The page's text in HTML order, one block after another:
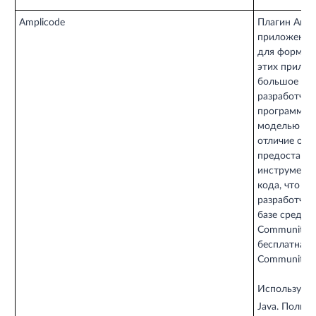
Amplicode
Плагин
для
этих
большое
моделью
отличие от
кода, что
базе среды
Community
бесплатная
Community
Java.